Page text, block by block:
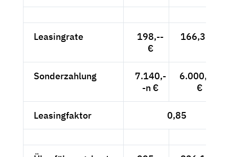
Leasingrate
198,--
€
166,39 €
Sonderzahlung
7.140,-
-n €
6.000,--n
€
Leasingfaktor 0,85